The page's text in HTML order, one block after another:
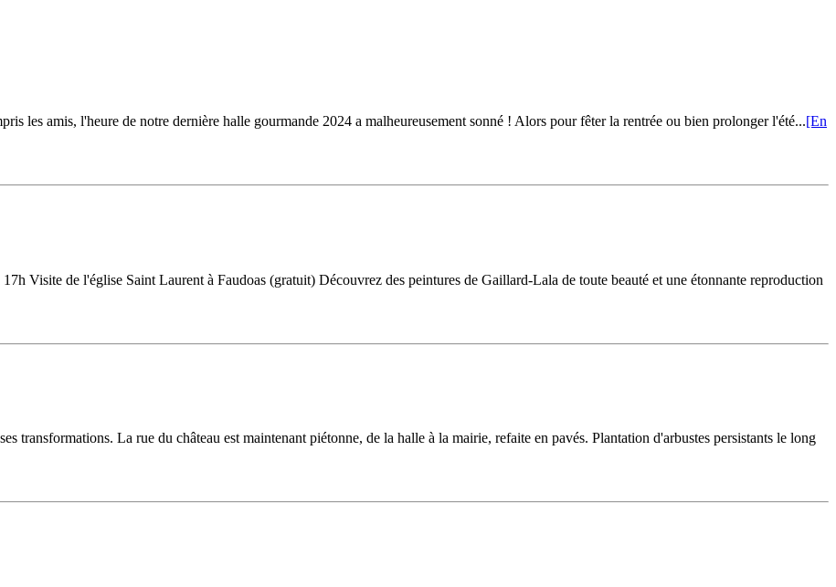
les amis, l'heure de notre dernière halle gourmande 2024 a malheureusement sonné ! Alors pour fêter la rentrée ou bien prolonger l'été...[En
Visite de l'église Saint Laurent à Faudoas (gratuit) Découvrez des peintures de Gaillard-Lala de toute beauté et une étonnante reproduction
transformations. La rue du château est maintenant piétonne, de la halle à la mairie, refaite en pavés. Plantation d'arbustes persistants le long